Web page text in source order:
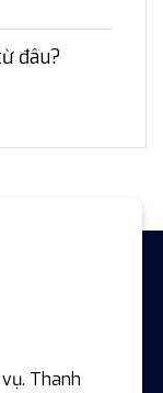
đâu?
Thanh